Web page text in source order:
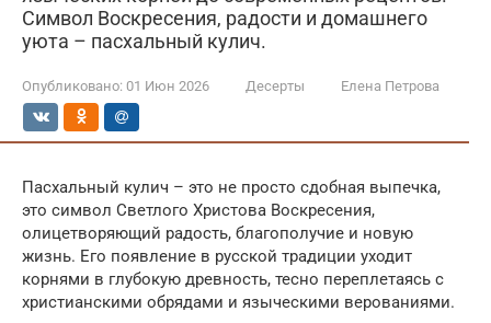
Символ Воскресения, радости и домашнего
уюта – пасхальный кулич.
Опубликовано: 01 Июн 2026 Десерты Елена Петрова
Пасхальный кулич – это не просто сдобная выпечка,
это символ Светлого Христова Воскресения,
олицетворяющий радость, благополучие и новую
жизнь. Его появление в русской традиции уходит
корнями в глубокую древность, тесно переплетаясь с
христианскими обрядами и языческими верованиями.